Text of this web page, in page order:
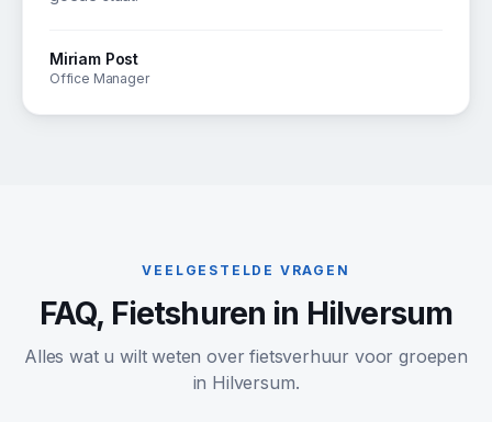
Miriam Post
Office Manager
VEELGESTELDE VRAGEN
FAQ, Fietshuren in Hilversum
Alles wat u wilt weten over fietsverhuur voor groepen
in Hilversum.